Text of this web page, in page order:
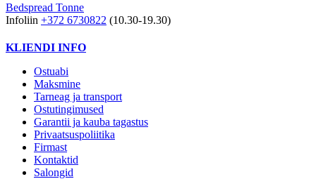
Bedspread Tonne
Infoliin +372 6730822 (10.30-19.30)
KLIENDI INFO
Ostuabi
Maksmine
Tarneag ja transport
Ostutingimused
Garantii ja kauba tagastus
Privaatsuspoliitika
Firmast
Kontaktid
Salongid